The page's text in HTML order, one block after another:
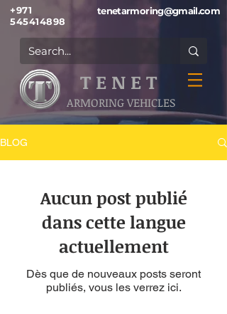
+971
545414898
tenetarmoring@gmail.com
T E N E T
ARMORING VEHICLES
BLOG
Aucun post publié
dans cette langue
actuellement
Dès que de nouveaux posts seront
publiés, vous les verrez ici.